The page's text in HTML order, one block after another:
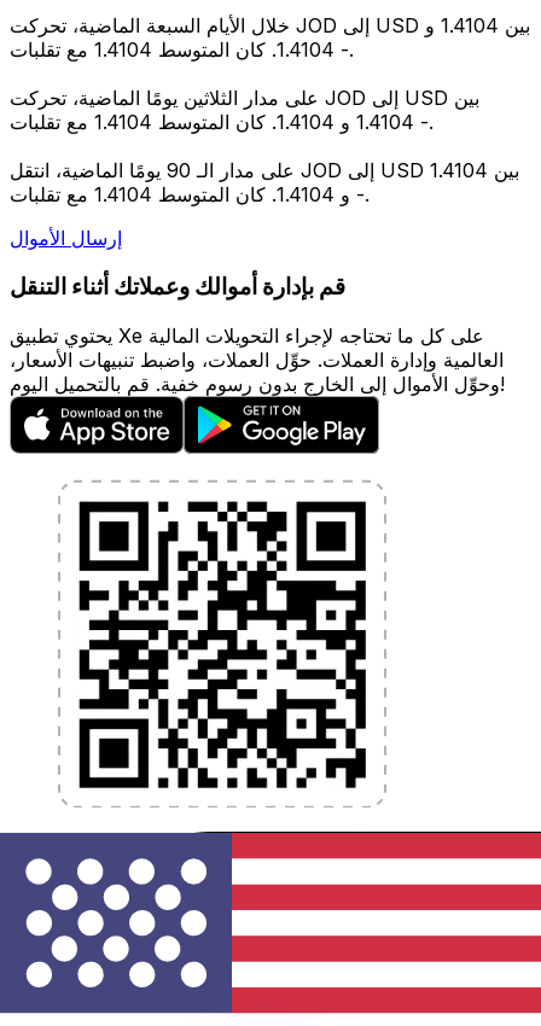
خلال الأيام السبعة الماضية، تحركت JOD إلى USD بين 1.4104 و
1.4104. كان المتوسط 1.4104 مع تقلبات -.
على مدار الثلاثين يومًا الماضية، تحركت JOD إلى USD بين
1.4104 و 1.4104. كان المتوسط 1.4104 مع تقلبات -.
على مدار الـ 90 يومًا الماضية، انتقل JOD إلى USD بين 1.4104
و 1.4104. كان المتوسط 1.4104 مع تقلبات -.
إرسال الأموال
قم بإدارة أموالك وعملاتك أثناء التنقل
يحتوي تطبيق Xe على كل ما تحتاجه لإجراء التحويلات المالية
العالمية وإدارة العملات. حوِّل العملات، واضبط تنبيهات الأسعار،
وحوِّل الأموال إلى الخارج بدون رسوم خفية. قم بالتحميل اليوم!